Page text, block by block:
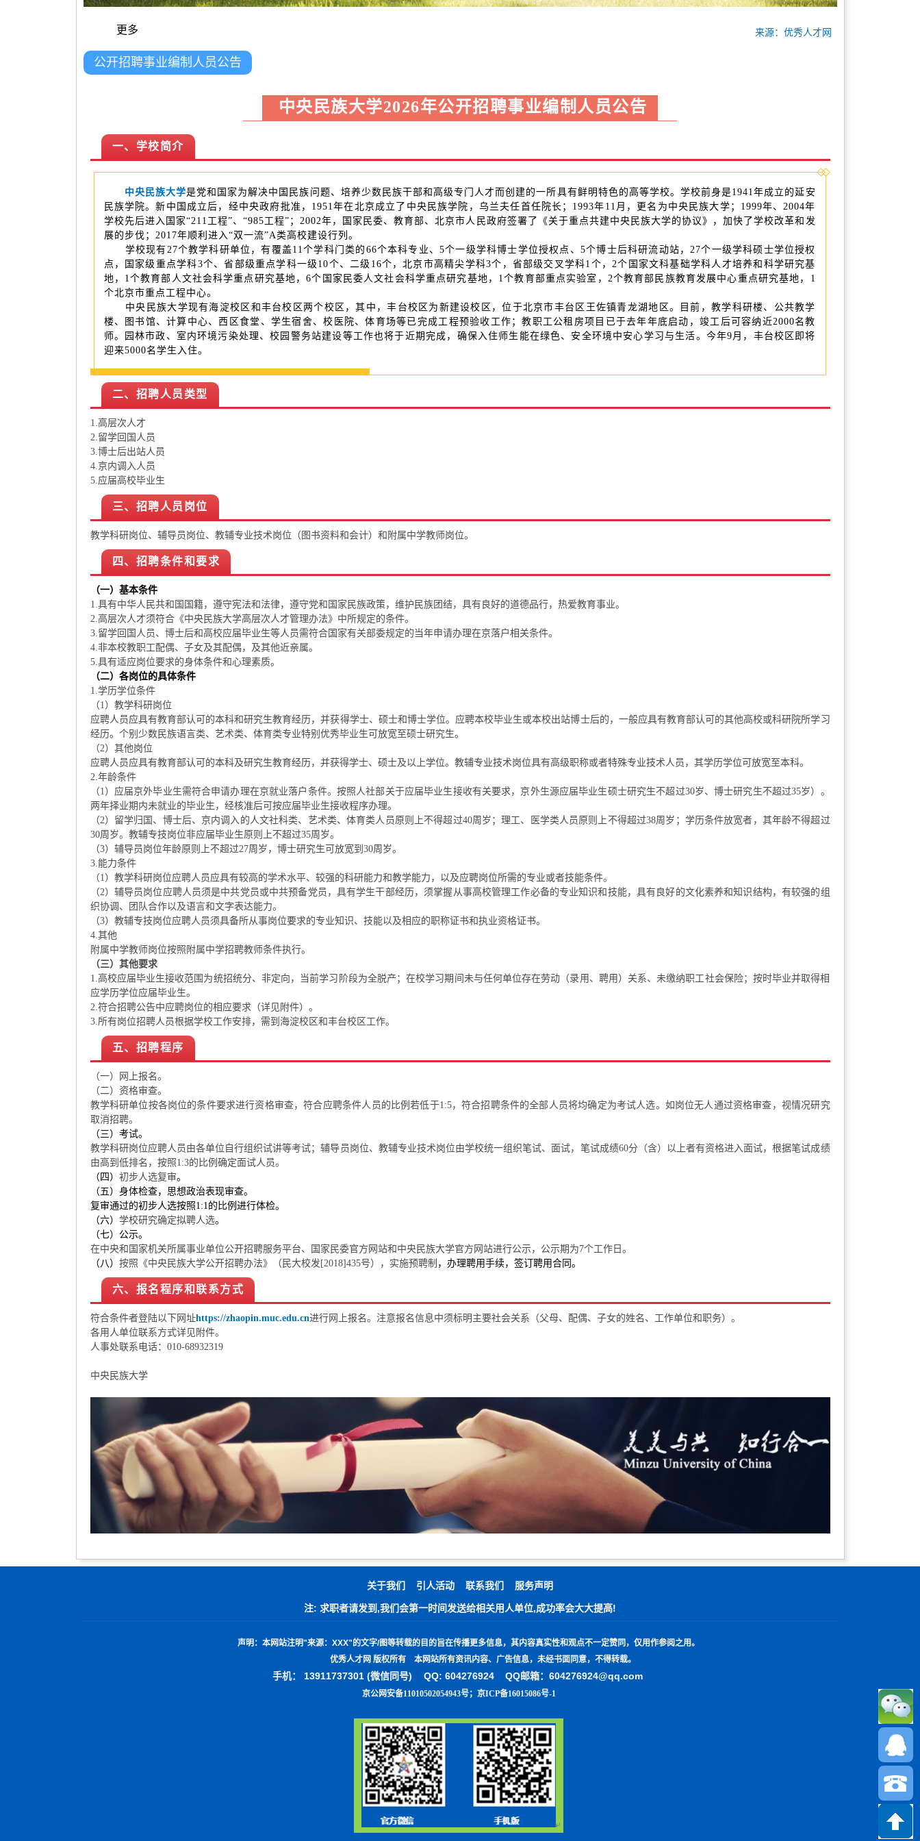
更多 来源：优秀人才网
公开招聘事业编制人员公告
中央民族大学2026年公开招聘事业编制人员公告
一、学校简介
中央民族大学是党和国家为解决中国民族问题、培养少数民族干部和高级专门人才而创建的一所具有鲜明特色的高等学校。学校前身是1941年成立的延安
民族学院。新中国成立后，经中央政府批准，1951年在北京成立了中央民族学院，乌兰夫任首任院长；1993年11月，更名为中央民族大学；1999年、2004年
学校先后进入国家“211工程”、“985工程”；2002年，国家民委、教育部、北京市人民政府签署了《关于重点共建中央民族大学的协议》，加快了学校改革和发
展的步伐；2017年顺利进入“双一流”A类高校建设行列。
学校现有27个教学科研单位，有覆盖11个学科门类的66个本科专业、5个一级学科博士学位授权点、5个博士后科研流动站，27个一级学科硕士学位授权
点，国家级重点学科3个、省部级重点学科一级10个、二级16个，北京市高精尖学科3个，省部级交叉学科1个，2个国家文科基础学科人才培养和科学研究基
地，1个教育部人文社会科学重点研究基地，6个国家民委人文社会科学重点研究基地，1个教育部重点实验室，2个教育部民族教育发展中心重点研究基地，1
个北京市重点工程中心。
中央民族大学现有海淀校区和丰台校区两个校区，其中，丰台校区为新建设校区，位于北京市丰台区王佐镇青龙湖地区。目前，教学科研楼、公共教学
楼、图书馆、计算中心、西区食堂、学生宿舍、校医院、体育场等已完成工程预验收工作；教职工公租房项目已于去年年底启动，竣工后可容纳近2000名教
师。园林市政、室内环境污染处理、校园警务站建设等工作也将于近期完成，确保入住师生能在绿色、安全环境中安心学习与生活。今年9月，丰台校区即将
迎来5000名学生入住。
二、招聘人员类型
1.高层次人才
2.留学回国人员
3.博士后出站人员
4.京内调入人员
5.应届高校毕业生
三、招聘人员岗位
教学科研岗位、辅导员岗位、教辅专业技术岗位（图书资料和会计）和附属中学教师岗位。
四、招聘条件和要求
（一）基本条件
1.具有中华人民共和国国籍，遵守宪法和法律，遵守党和国家民族政策，维护民族团结，具有良好的道德品行，热爱教育事业。
2.高层次人才须符合《中央民族大学高层次人才管理办法》中所规定的条件。
3.留学回国人员、博士后和高校应届毕业生等人员需符合国家有关部委规定的当年申请办理在京落户相关条件。
4.非本校教职工配偶、子女及其配偶，及其他近亲属。
5.具有适应岗位要求的身体条件和心理素质。
（二）各岗位的具体条件
1.学历学位条件
（1）教学科研岗位
应聘人员应具有教育部认可的本科和研究生教育经历，并获得学士、硕士和博士学位。应聘本校毕业生或本校出站博士后的，一般应具有教育部认可的其他高校或科研院所学习
经历。个别少数民族语言类、艺术类、体育类专业特别优秀毕业生可放宽至硕士研究生。
（2）其他岗位
应聘人员应具有教育部认可的本科及研究生教育经历，并获得学士、硕士及以上学位。教辅专业技术岗位具有高级职称或者特殊专业技术人员，其学历学位可放宽至本科。
2.年龄条件
（1）应届京外毕业生需符合申请办理在京就业落户条件。按照人社部关于应届毕业生接收有关要求，京外生源应届毕业生硕士研究生不超过30岁、博士研究生不超过35岁）。
两年择业期内未就业的毕业生，经核准后可按应届毕业生接收程序办理。
（2）留学归国、博士后、京内调入的人文社科类、艺术类、体育类人员原则上不得超过40周岁；理工、医学类人员原则上不得超过38周岁；学历条件放宽者，其年龄不得超过
30周岁。教辅专技岗位非应届毕业生原则上不超过35周岁。
（3）辅导员岗位年龄原则上不超过27周岁，博士研究生可放宽到30周岁。
3.能力条件
（1）教学科研岗位应聘人员应具有较高的学术水平、较强的科研能力和教学能力，以及应聘岗位所需的专业或者技能条件。
（2）辅导员岗位应聘人员须是中共党员或中共预备党员，具有学生干部经历，须掌握从事高校管理工作必备的专业知识和技能，具有良好的文化素养和知识结构，有较强的组
织协调、团队合作以及语言和文字表达能力。
（3）教辅专技岗位应聘人员须具备所从事岗位要求的专业知识、技能以及相应的职称证书和执业资格证书。
4.其他
附属中学教师岗位按照附属中学招聘教师条件执行。
（三）其他要求
1.高校应届毕业生接收范围为统招统分、非定向，当前学习阶段为全脱产；在校学习期间未与任何单位存在劳动（录用、聘用）关系、未缴纳职工社会保险；按时毕业并取得相
应学历学位应届毕业生。
2.符合招聘公告中应聘岗位的相应要求（详见附件）。
3.所有岗位招聘人员根据学校工作安排，需到海淀校区和丰台校区工作。
五、招聘程序
（一）网上报名。
（二）资格审查。
教学科研单位按各岗位的条件要求进行资格审查，符合应聘条件人员的比例若低于1:5，符合招聘条件的全部人员将均确定为考试人选。如岗位无人通过资格审查，视情况研究
取消招聘。
（三）考试。
教学科研岗位应聘人员由各单位自行组织试讲等考试；辅导员岗位、教辅专业技术岗位由学校统一组织笔试、面试，笔试成绩60分（含）以上者有资格进入面试，根据笔试成绩
由高到低排名，按照1:3的比例确定面试人员。
（四） 初步人选复审。
（五）身体检查，思想政治表现审查。
复审通过的初步人选按照1:1的比例进行体检。
（六） 学校研究确定拟聘人选。
（七）公示。
在中央和国家机关所属事业单位公开招聘服务平台、国家民委官方网站和中央民族大学官方网站进行公示，公示期为7个工作日。
（八） 按照《中央民族大学公开招聘办法》（民大校发[2018]435号），实施预聘制 ，办理聘用手续，签订聘用合同。
六、报名程序和联系方式
符合条件者登陆以下网址https://zhaopin.muc.edu.cn进行网上报名。注意报名信息中须标明主要社会关系（父母、配偶、子女的姓名、工作单位和职务）。
各用人单位联系方式详见附件。
人事处联系电话：010-68932319
中央民族大学
关于我们 引人活动 联系我们 服务声明
注: 求职者请发到,我们会第一时间发送给相关用人单位,成功率会大大提高!
声明： 本网站注明"来源： XXX" 的文字/图等转载的目的旨在传播更多信息，其内容真实性和观点不一定赞同，仅用作参阅之用。
优秀人才网 版权所有 本网站所有资讯内容、广告信息，未经书面同意，不得转载。
手机： 13911737301 (微信同号) QQ: 604276924 QQ邮箱：604276924@qq.com
京公网安备11010502054943号； 京ICP备16015086号-1